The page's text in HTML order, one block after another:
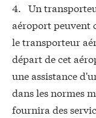
4. Un
aéroport peuvent
le transporteur
départ de cet
une assistance
dans les normes
fournira des